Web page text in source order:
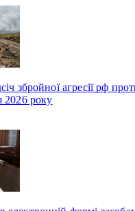
збройної агресії рф
2026 року